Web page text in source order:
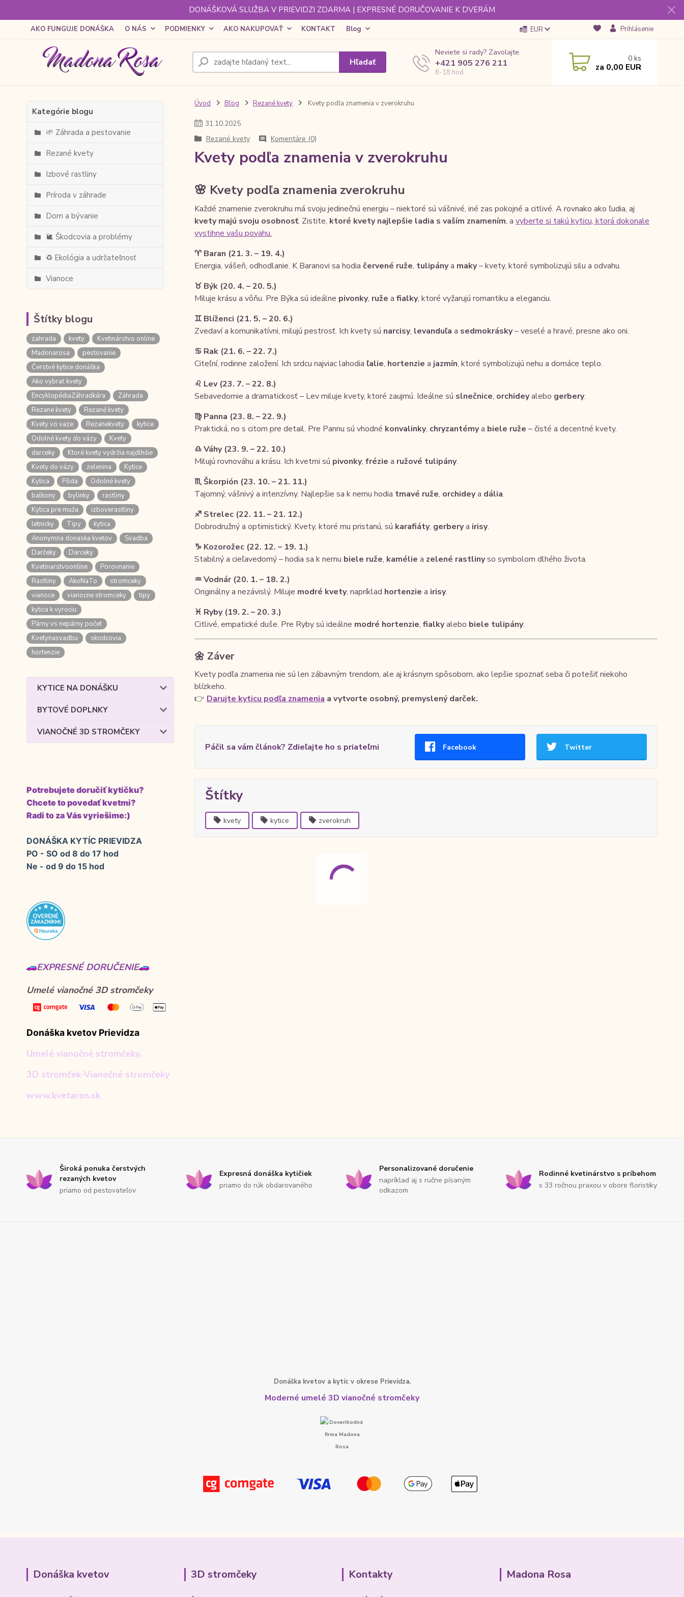
DONÁŠKOVÁ SLUŽBA V PRIEVIDZI ZDARMA | EXPRESNÉ DORUČOVANIE K DVERÁM
AKO FUNGUJE DONÁŠKA O NÁS PODMIENKY AKO NAKUPOVAŤ KONTAKT Blog EUR Prihlásenie
Hľadať
Neviete si rady? Zavolajte.
+421 905 276 211
8-18 hod.
0 ks
za 0,00 EUR
Kategórie blogu
🌱 Záhrada a pestovanie
Rezané kvety
Izbové rastliny
Príroda v záhrade
Dom a bývanie
🐌 Škodcovia a problémy
♻️ Ekológia a udržateľnosť
Vianoce
Štítky blogu
zahrada kvety
Kvetinárstvo online
Madonarosa
pestovanie
Čerstvé kytice donáška
Ako vybrať kvety
EncyklopédiaZáhradkára
Záhrada
Rezane kvety
Rezané kvety
Kvety vo vaze
Rezanekvety
kytice
Odolné kvety do vázy
Kvety
darceky
Ktoré kvety vydržia najdlhšie
Kvety do vázy
zelenina
Kytice
Kytica
Pôda
Odolné kvety
balkony
bylinky
rastliny
Kytica pre muža
izboverastliny
letnicky
Tipy
kytica
Anonymna donaska kvetov
Svadba
Darčeky
Darceky
Kvetinarstvoonline
Porovnanie
Rastliny
AkoNaTo
stromceky
vianoce
vianocne stromceky
tipy
kytica k vyrociu
Párny vs nepárny počet
Kvetynasvadbu
skodcovia
hortenzie
KYTICE NA DONÁŠKU
BYTOVÉ DOPLNKY
VIANOČNÉ 3D STROMČEKY
Potrebujete doručiť kytičku?
Chcete to povedať kvetmi?
Radi to za Vás vyriešime:)
DONÁŠKA KYTÍC PRIEVIDZA
PO - SO od 8 do 17 hod
Ne - od 9 do 15 hod
EXPRESNÉ DORUČENIE
Umelé vianočné 3D stromčeky
Donáška kvetov Prievidza
Umelé vianočné stromčeky.
3D stromček-Vianočné stromčeky
www.kvetaren.sk
Úvod Blog Rezané kvety Kvety podľa znamenia v zverokruhu
31.10.2025
Rezané kvety
Komentáre (0)
Kvety podľa znamenia v zverokruhu
🌸 Kvety podľa znamenia zverokruhu
Každé znamenie zverokruhu má svoju jedinečnú energiu – niektoré sú vášnivé, iné zas pokojné a citlivé. A rovnako ako ľudia, aj
kvety majú svoju osobnosť. Zistite, ktoré kvety najlepšie ladia s vaším znamením, a vyberte si takú kyticu, ktorá dokonale
vystihne vašu povahu.
♈ Baran (21. 3. – 19. 4.)
Energia, vášeň, odhodlanie. K Baranovi sa hodia červené ruže, tulipánya maky– kvety, ktoré symbolizujú silu a odvahu.
♉ Býk (20. 4. – 20. 5.)
Miluje krásu a vôňu. Pre Býka sú ideálne pivonky, ruže a fialky, ktoré vyžarujú romantiku a eleganciu.
♊ Blíženci (21. 5. – 20. 6.)
Zvedaví a komunikatívni, milujú pestrosť. Ich kvety sú narcisy, levanduľa a sedmokrásky– veselé a hravé, presne ako oni.
♋ Rak (21. 6. – 22. 7.)
Citeľní, rodinne založení. Ich srdcu najviac lahodia ľalie, hortenzie a jazmín, ktoré symbolizujú nehu a domáce teplo.
♌ Lev (23. 7. – 22. 8.)
Sebavedomie a dramatickosť – Lev miluje kvety, ktoré zaujmú. Ideálne sú slnečnice, orchideyalebo gerbery.
♍ Panna (23. 8. – 22. 9.)
Praktická, no s citom pre detail. Pre Pannu sú vhodné konvalinky, chryzantémya biele ruže – čisté a decentné kvety.
♎ Váhy (23. 9. – 22. 10.)
Milujú rovnováhu a krásu. Ich kvetmi sú pivonky, frézie a ružové tulipány.
♏ Škorpión (23. 10. – 21. 11.)
Tajomný, vášnivý a intenzívny. Najlepšie sa k nemu hodia tmavé ruže, orchideya dália.
♐ Strelec (22. 11. – 21. 12.)
Dobrodružný a optimistický. Kvety, ktoré mu pristanú, sú karafiáty, gerberya irisy.
♑ Kozorožec (22. 12. – 19. 1.)
Stabilný a cieľavedomý – hodia sa k nemu biele ruže, kamélie a zelené rastlinyso symbolom dlhého života.
♒ Vodnár (20. 1. – 18. 2.)
Originálny a nezávislý. Miluje modré kvety, napríklad hortenzie a irisy.
♓ Ryby (19. 2. – 20. 3.)
Citlivé, empatické duše. Pre Ryby sú ideálne modré hortenzie, fialkyalebo biele tulipány.
🌼 Záver
Kvety podľa znamenia nie sú len zábavným trendom, ale aj krásnym spôsobom, ako lepšie spoznať seba či potešiť niekoho
blízkeho.
👉 Darujte kyticu podľa znamenia a vytvorte osobný, premyslený darček.
Páčil sa vám článok? Zdieľajte ho s priateľmi Facebook Twitter
Štítky
kvety kytice zverokruh
Široká ponuka čerstvých
rezaných kvetov
priamo od pestovateľov
Expresná donáška kytičiek
priamo do rúk obdarovaného
Personalizované doručenie
napríklad aj s ručne písaným
odkazom
Rodinné kvetinárstvo s príbehom
s 33 ročnou praxou v obore floristiky
Donáška kvetov a kytíc v okrese Prievidza.
Moderné umelé 3D vianočné stromčeky
Donáška kvetov 3D stromčeky Kontakty Madona Rosa